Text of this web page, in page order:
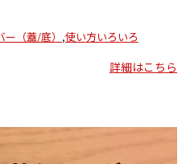
（蓋/底） ,使い方いろいろ
詳細はこちら